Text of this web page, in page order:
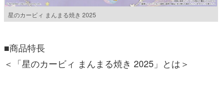
星のカービィ まんまる焼き 2025
■商品特長
＜「星のカービィ まんまる焼き 2025」とは＞